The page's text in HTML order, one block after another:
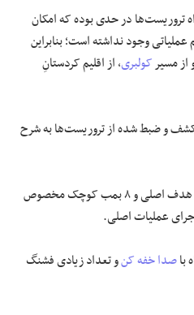
تروریست‌ها در حدی بوده که امکان
وجود نداشته است؛ بنابراین
مسیرکولبری، از اقلیم کردستانِ
و ضبط شده از تروریست‌ها به شرح
۱/۶- ۸ بمب بسیار قوی برای انفجار هدف اصلی و ۸ بمب کوچک مخصوص
عملیات اصلی.
صدا خفه کنو تعداد زیادی فشنگ